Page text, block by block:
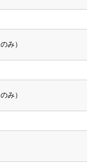
み）
み）